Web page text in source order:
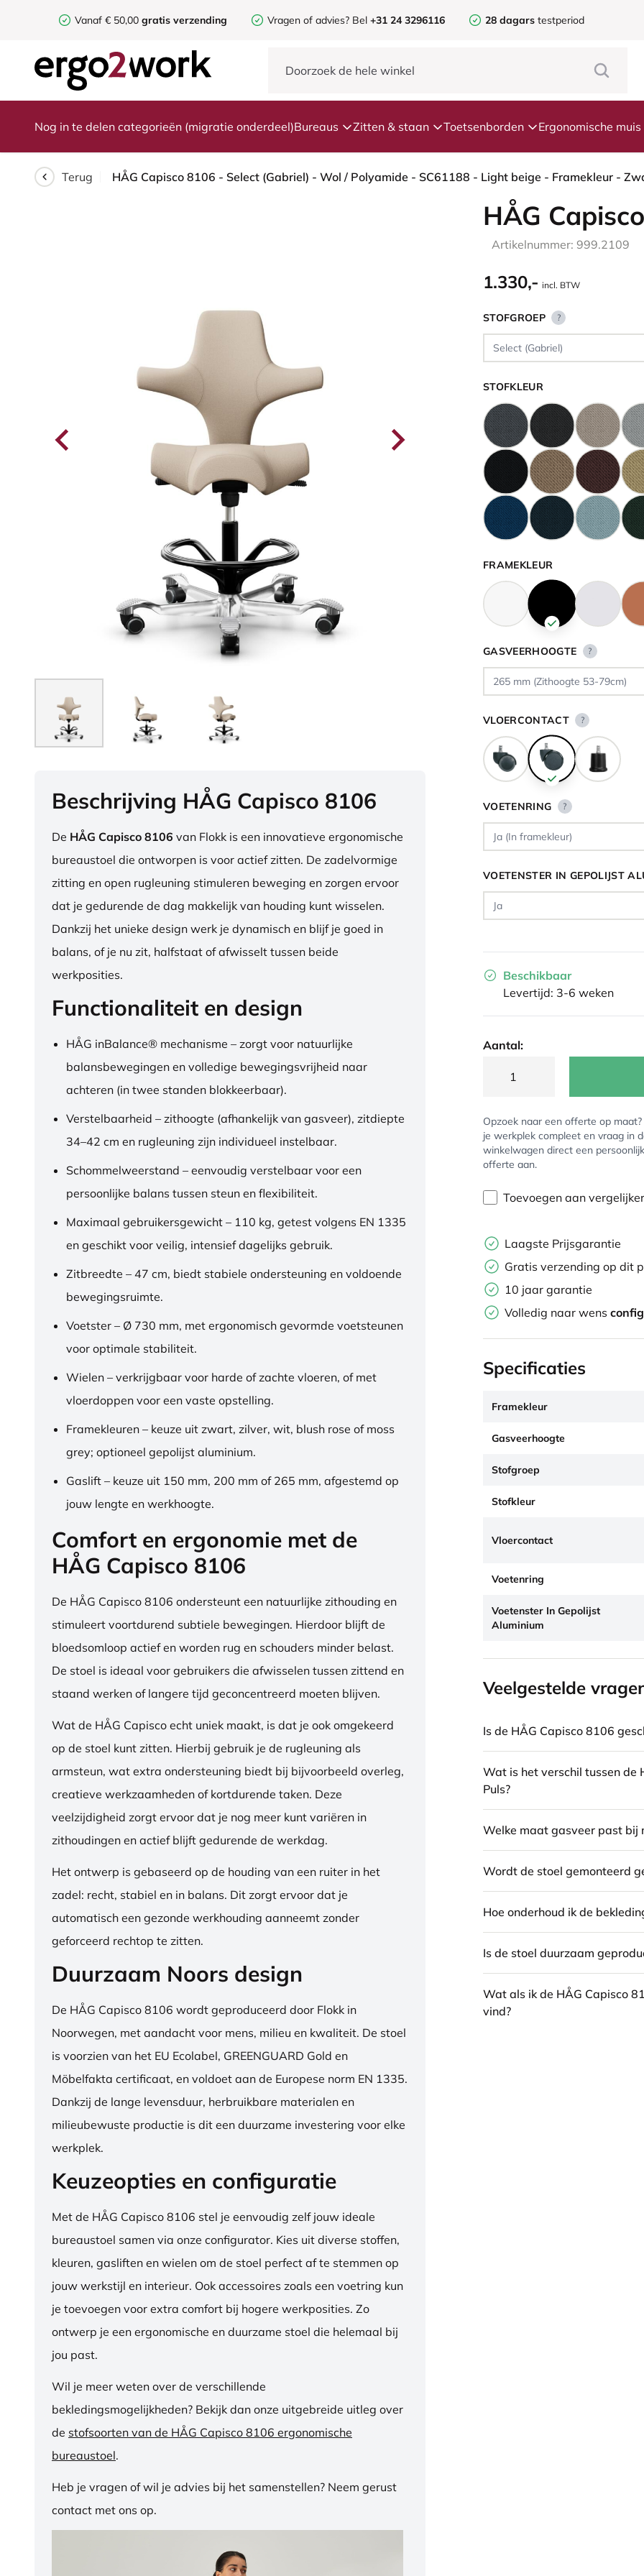
Vanaf € 50,00 gratis verzending Vragen of advies? Bel +31 24 3296116 28 dagars testperiod
Nog in te delen categorieën (migratie onderdeel)Bureaus Zitten & staan Toetsenborden Ergonomische muis
Terug
Beschrijving HÅG Capisco 8106
De HÅG Capisco 8106 van Flokk is een innovatieve ergonomische
bureaustoel die ontworpen is voor actief zitten. De zadelvormige
zitting en open rugleuning stimuleren beweging en zorgen ervoor
dat je gedurende de dag makkelijk van houding kunt wisselen.
Dankzij het unieke design werk je dynamisch en blijf je goed in
balans, of je nu zit, halfstaat of afwisselt tussen beide
werkposities.
Functionaliteit en design
HÅG inBalance® mechanisme – zorgt voor natuurlijke
balansbewegingen en volledige bewegingsvrijheid naar
achteren (in twee standen blokkeerbaar).
Verstelbaarheid – zithoogte (afhankelijk van gasveer), zitdiepte
34–42 cm en rugleuning zijn individueel instelbaar.
Schommelweerstand – eenvoudig verstelbaar voor een
persoonlijke balans tussen steun en flexibiliteit.
Maximaal gebruikersgewicht – 110 kg, getest volgens EN 1335
en geschikt voor veilig, intensief dagelijks gebruik.
Zitbreedte – 47 cm, biedt stabiele ondersteuning en voldoende
bewegingsruimte.
Voetster – Ø 730 mm, met ergonomisch gevormde voetsteunen
voor optimale stabiliteit.
Wielen – verkrijgbaar voor harde of zachte vloeren, of met
vloerdoppen voor een vaste opstelling.
Framekleuren – keuze uit zwart, zilver, wit, blush rose of moss
grey; optioneel gepolijst aluminium.
Gaslift – keuze uit 150 mm, 200 mm of 265 mm, afgestemd op
jouw lengte en werkhoogte.
Comfort en ergonomie met de
HÅG Capisco 8106
De HÅG Capisco 8106 ondersteunt een natuurlijke zithouding en
stimuleert voortdurend subtiele bewegingen. Hierdoor blijft de
bloedsomloop actief en worden rug en schouders minder belast.
De stoel is ideaal voor gebruikers die afwisselen tussen zittend en
staand werken of langere tijd geconcentreerd moeten blijven.
Wat de HÅG Capisco echt uniek maakt, is dat je ook omgekeerd
op de stoel kunt zitten. Hierbij gebruik je de rugleuning als
armsteun, wat extra ondersteuning biedt bij bijvoorbeeld overleg,
creatieve werkzaamheden of kortdurende taken. Deze
veelzijdigheid zorgt ervoor dat je nog meer kunt variëren in
zithoudingen en actief blijft gedurende de werkdag.
Het ontwerp is gebaseerd op de houding van een ruiter in het
zadel: recht, stabiel en in balans. Dit zorgt ervoor dat je
automatisch een gezonde werkhouding aanneemt zonder
geforceerd rechtop te zitten.
Duurzaam Noors design
De HÅG Capisco 8106 wordt geproduceerd door Flokk in
Noorwegen, met aandacht voor mens, milieu en kwaliteit. De stoel
is voorzien van het EU Ecolabel, GREENGUARD Gold en
Möbelfakta certificaat, en voldoet aan de Europese norm EN 1335.
Dankzij de lange levensduur, herbruikbare materialen en
milieubewuste productie is dit een duurzame investering voor elke
werkplek.
Keuzeopties en configuratie
Met de HÅG Capisco 8106 stel je eenvoudig zelf jouw ideale
bureaustoel samen via onze configurator. Kies uit diverse stoffen,
kleuren, gasliften en wielen om de stoel perfect af te stemmen op
jouw werkstijl en interieur. Ook accessoires zoals een voetring kun
je toevoegen voor extra comfort bij hogere werkposities. Zo
ontwerp je een ergonomische en duurzame stoel die helemaal bij
jou past.
Wil je meer weten over de verschillende
bekledingsmogelijkheden? Bekijk dan onze uitgebreide uitleg over
de stofsoorten van de HÅG Capisco 8106 ergonomische
bureaustoel.
Heb je vragen of wil je advies bij het samenstellen? Neem gerust
contact met ons op.
HÅG
Artikelnummer: 999.2109
1.330,- incl. BTW
STOFGROEP ?
STOFKLEUR
FRAMEKLEUR
GASVEERHOOGTE ?
VLOERCONTACT ?
VOETENRING ?
VOETENSTER IN GEPOLIJST
Beschikbaar
Levertijd: 3-6 weken
Aantal:
Opzoek naar een offerte op
je werkplek compleet en vraag in
winkelwagen direct een
offerte aan.
Toevoegen aan vergelijker
Laagste Prijsgarantie
Gratis verzending op dit
10 jaar garantie
Volledig naar wens
Specificaties
Framekleur
Gasveerhoogte
Stofgroep
Stofkleur
Vloercontact
Voetenring
Voetenster In Gepolijst
Aluminium
Veelgestelde
Is de HÅG Capisco 8106
Wat is het verschil tussen de
Puls?
Welke maat gasveer past bij
Wordt de stoel gemonteerd
Hoe onderhoud ik de
Is de stoel duurzaam
Wat als ik de HÅG Capisco
vind?